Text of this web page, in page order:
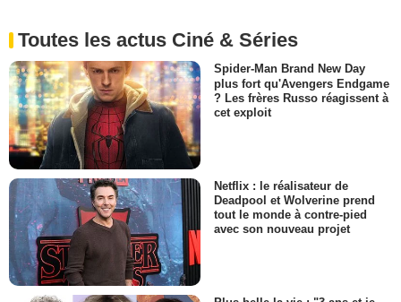
Toutes les actus Ciné & Séries
Spider-Man Brand New Day
plus fort qu'Avengers Endgame
? Les frères Russo réagissent à
cet exploit
Netflix : le réalisateur de
Deadpool et Wolverine prend
tout le monde à contre-pied
avec son nouveau projet